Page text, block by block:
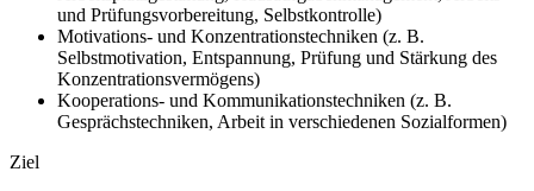
und Prüfungsvorbereitung, Selbstkontrolle)
Motivations- und Konzentrationstechniken (z. B.
Selbstmotivation, Entspannung, Prüfung und Stärkung des
Konzentrationsvermögens)
Kooperations- und Kommunikationstechniken (z. B.
Gesprächstechniken, Arbeit in verschiedenen Sozialformen)
Ziel